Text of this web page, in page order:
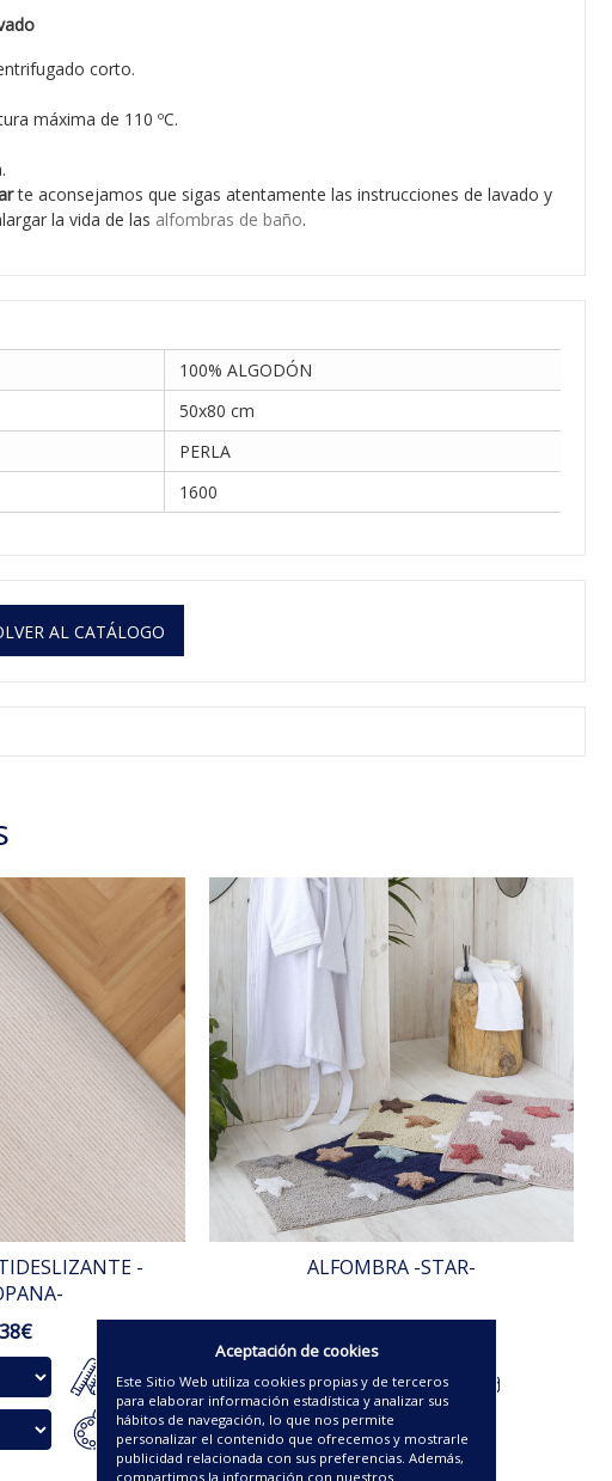
corto.
máxima de 110 ºC.
te aconsejamos que sigas atentamente las instrucciones de lavado y
la vida de las alfombras de baño.
100% ALGODÓN
50x80 cm
PERLA
1600
AL CATÁLOGO
-
ALFOMBRA -STAR-
Aceptación de cookies
Este Sitio Web utiliza cookies propias y de terceros
para elaborar información estadística y analizar sus
hábitos de navegación, lo que nos permite
personalizar el contenido que ofrecemos y mostrarle
publicidad relacionada con sus preferencias. Además,
compartimos la información con nuestros